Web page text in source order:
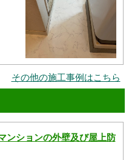
その他の施工事例はこちら
ンションの外壁及び屋上防